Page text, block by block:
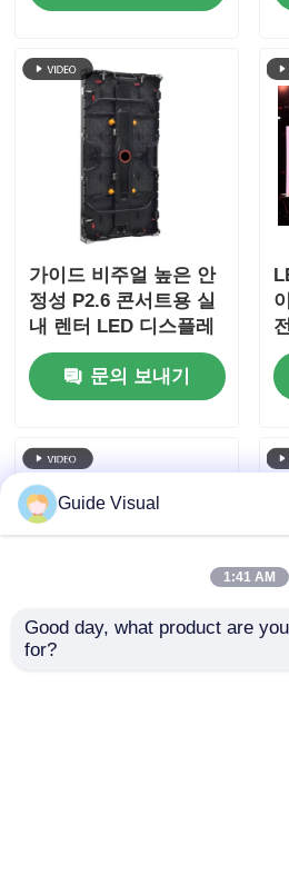
Applications
가이드 비주얼 높은 안
정성 P2.6 콘서트용 실
내 렌터 LED 디스플레
이, 듀얼 파워 백업
7680Hz CE문의 보내기
Guide Visual
1:41 AM
Good day, what product are
for?